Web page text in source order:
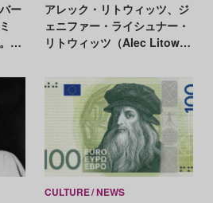
ー
妻
アレック・リトウィッツ、ジ
ェニファー・ライシュナー・
リトウィッツ（Alec Litowitz
Litowitz）
CULTURE NEWS